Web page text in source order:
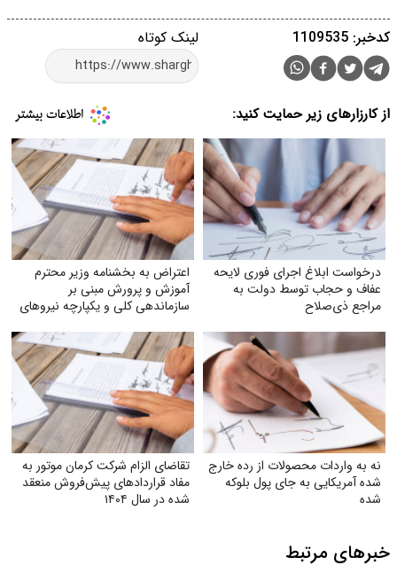
لینک کوتاه کدخبر: 1109535
از کارزارهای زیر حمایت کنید:
درخواست ابلاغ اجرای فوری لایحه
عفاف و حجاب توسط دولت به
مراجع ذی‌صلاح
اعتراض به بخشنامه وزیر محترم
آموزش و پرورش مبنی بر
سازماندهی کلی و یکپارچه نیروهای
تربیت بدنی
نه به واردات محصولات از رده خارج
شده آمریکایی به جای پول بلوکه
شده
تقاضای الزام شرکت کرمان موتور به
مفاد قراردادهای پیش‌فروش منعقد
شده در سال ۱۴۰۴
خبرهای مرتبط